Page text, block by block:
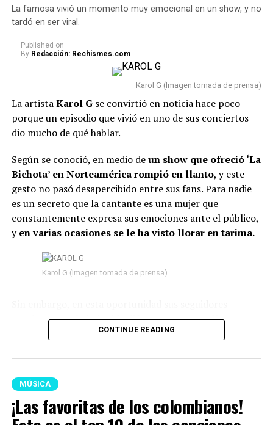
La famosa vivió un momento muy emocional en un show, y no
tardó en ser viral.
Published on
By Redacción: Rechismes.com
Karol G (Imagen tomada de prensa)
La artistaKarol Gse convirtió en noticia hace poco
porque un episodio que vivió en uno de sus conciertos
dio mucho de qué hablar.
Según se conoció, en medio deun show que ofreció ‘La
Bichota’ en Norteamérica rompió en llanto, y este
gesto no pasó desapercibido entre sus fans. Para nadie
es un secreto que la cantante es una mujer que
constantemente expresa sus emociones ante el público,
yen varias ocasiones se le ha visto llorar en tarima.
Karol G (Imagen tomada de prensa)
señalaron que habría sido diferente,pues su llanto no
parecía ser de felicidad, sino de tristeza.
lágrimas caían una tras otra y su semblante
reflejaba nostalgia.
Lee también: “No puedo más”: La Blanquita reveló,
destrozada en llanto, que terminó con Naim por las
CONTINUE READING
MÚSICA
¡Las favoritas de los colombianos!